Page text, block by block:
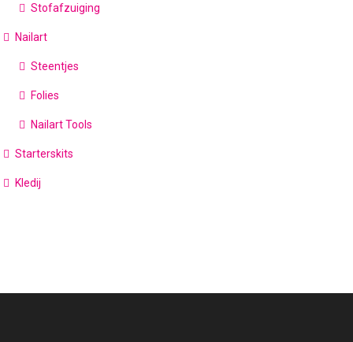
Stofafzuiging
Nailart
Steentjes
Folies
Nailart Tools
Starterskits
Kledij